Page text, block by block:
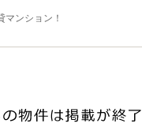
ンション！